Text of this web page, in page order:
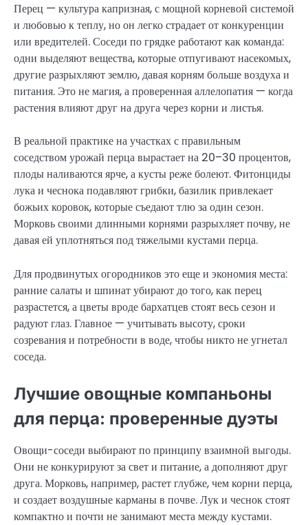
Перец — культура капризная, с мощной корневой системой
и любовью к теплу, но он легко страдает от конкуренции
или вредителей. Соседи по грядке работают как команда:
одни выделяют вещества, которые отпугивают насекомых,
другие разрыхляют землю, давая корням больше воздуха и
питания. Это не магия, а проверенная аллелопатия — когда
растения влияют друг на друга через корни и листья.
В реальной практике на участках с правильным
соседством урожай перца вырастает на 20–30 процентов,
плоды наливаются ярче, а кусты реже болеют. Фитонциды
лука и чеснока подавляют грибки, базилик привлекает
божьих коровок, которые съедают тлю за один сезон.
Морковь своими длинными корнями разрыхляет почву, не
давая ей уплотняться под тяжелыми кустами перца.
Для продвинутых огородников это еще и экономия места:
ранние салаты и шпинат убирают до того, как перец
разрастется, а цветы вроде бархатцев стоят весь сезон и
радуют глаз. Главное — учитывать высоту, сроки
созревания и потребности в воде, чтобы никто не угнетал
соседа.
Лучшие овощные компаньоны
для перца: проверенные дуэты
Овощи-соседи выбирают по принципу взаимной выгоды.
Они не конкурируют за свет и питание, а дополняют друг
друга. Морковь, например, растет глубже, чем корни перца,
и создает воздушные карманы в почве. Лук и чеснок стоят
компактно и почти не занимают места между кустами.